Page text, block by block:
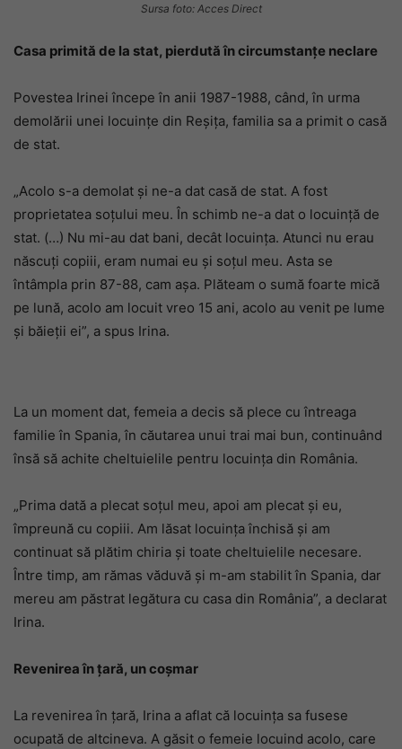
Sursa foto: Acces Direct
Casa primită de la stat, pierdută în circumstanțe neclare
Povestea Irinei începe în anii 1987-1988, când, în urma
demolării unei locuințe din Reșița, familia sa a primit o casă
de stat.
„Acolo s-a demolat și ne-a dat casă de stat. A fost
proprietatea soțului meu. În schimb ne-a dat o locuință de
stat. (…) Nu mi-au dat bani, decât locuința. Atunci nu erau
născuți copiii, eram numai eu și soțul meu. Asta se
întâmpla prin 87-88, cam așa. Plăteam o sumă foarte mică
pe lună, acolo am locuit vreo 15 ani, acolo au venit pe lume
și băieții ei”, a spus Irina.
La un moment dat, femeia a decis să plece cu întreaga
familie în Spania, în căutarea unui trai mai bun, continuând
însă să achite cheltuielile pentru locuința din România.
„Prima dată a plecat soțul meu, apoi am plecat și eu,
împreună cu copiii. Am lăsat locuința închisă și am
continuat să plătim chiria și toate cheltuielile necesare.
Între timp, am rămas văduvă și m-am stabilit în Spania, dar
mereu am păstrat legătura cu casa din România”, a declarat
Irina.
Revenirea în țară, un coșmar
La revenirea în țară, Irina a aflat că locuința sa fusese
ocupată de altcineva. A găsit o femeie locuind acolo, care